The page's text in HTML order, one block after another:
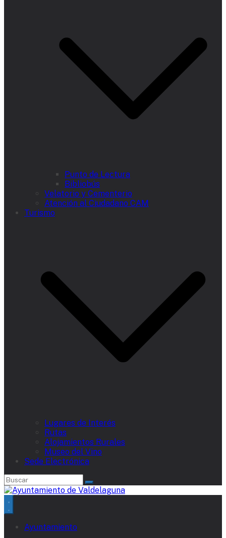
Punto de Lectura
Bibliobús
Velatorio y Cementerio
Atención al Ciudadano CAM
Turismo
Lugares de Interés
Rutas
Alojamientos Rurales
Museo del Vino
Sede Electrónica
Ayuntamiento